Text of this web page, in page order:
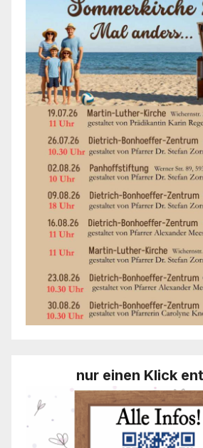
nur einen Klick